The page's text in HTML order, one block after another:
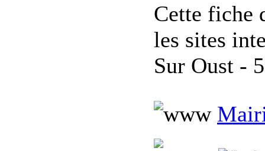
Cette fiche
les sites
Sur Oust -